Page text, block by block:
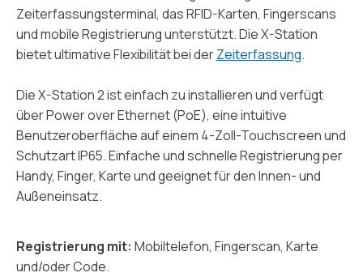
Zeiterfassungsterminal, das RFID-Karten, Fingerscans
und mobile Registrierung unterstützt. Die X-Station
bietet ultimative Flexibilität bei derZeiterfassung.
Die X-Station 2 ist einfach zu installieren und verfügt
über Power over Ethernet (PoE), eine intuitive
Benutzeroberfläche auf einem 4-Zoll-Touchscreen und
Schutzart IP65. Einfache und schnelle Registrierung per
Handy, Finger, Karte und geeignet für den Innen- und
Außeneinsatz.
Registrierung mit: Mobiltelefon, Fingerscan, Karte
und/oder Code.